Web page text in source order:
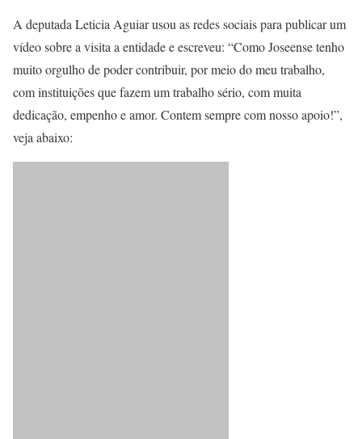
A deputada Leticia Aguiar usou as redes sociais para publicar um
vídeo sobre a visita a entidade e escreveu: “Como Joseense tenho
muito orgulho de poder contribuir, por meio do meu trabalho,
com instituições que fazem um trabalho sério, com muita
dedicação, empenho e amor. Contem sempre com nosso apoio!”,
veja abaixo: